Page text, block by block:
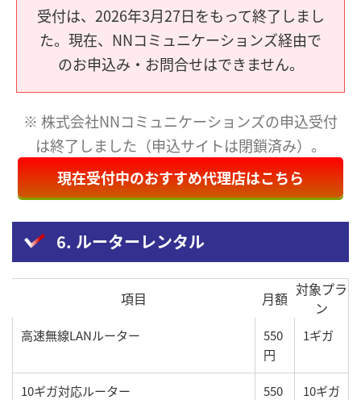
受付は、2026年3月27日をもって終了しまし
た。現在、NNコミュニケーションズ経由で
のお申込み・お問合せはできません。
※ 株式会社NNコミュニケーションズの申込受付
は終了しました（申込サイトは閉鎖済み）。
現在受付中のおすすめ代理店はこちら
6. ルーターレンタル
項目 月額 対象プラ
ン
高速無線LANルーター
550
円
1ギガ
10ギガ対応ルーター
550
10ギガ